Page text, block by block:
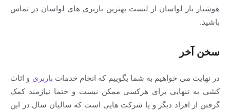
لواسان از لیست بهترین باربری های لواسان در تماس
خواهیم به شما بگوییم که انجام خدمات باربریو اثاث
برای هرکسی ممکن نیست و حتما نیازمند کمک
دیگر و یا شرکت هایی است که سالیان سال در این